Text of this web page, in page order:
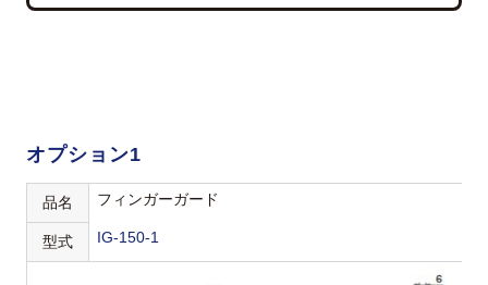
オプション1
品名 フィンガーガード
型式 IG-150-1